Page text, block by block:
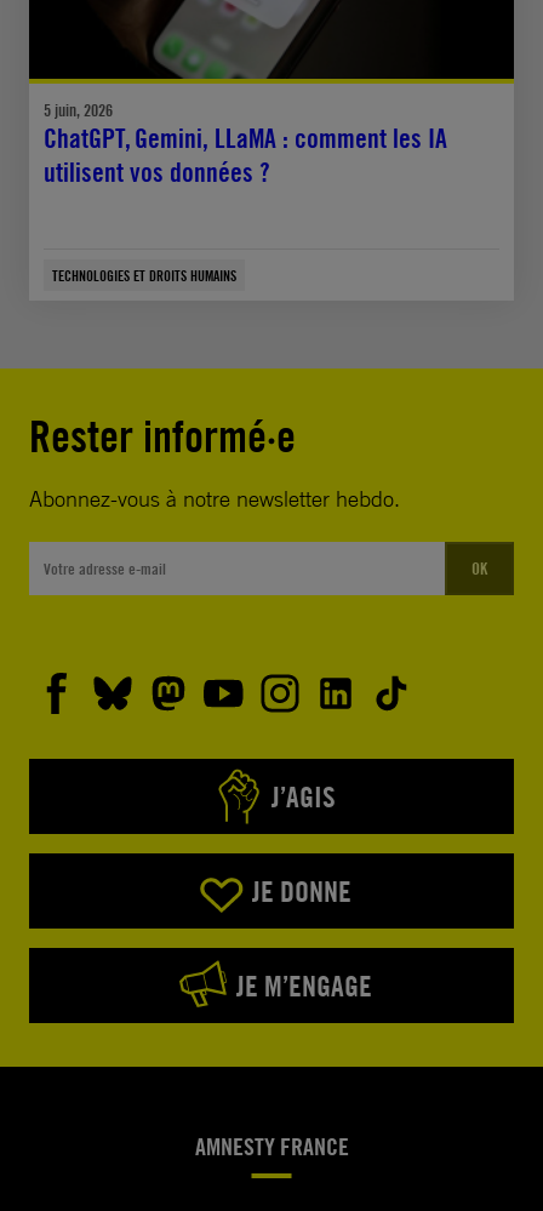
5 juin, 2026
ChatGPT, Gemini, LLaMA : comment les IA
utilisent vos données ?
TECHNOLOGIES ET DROITS HUMAINS
Rester informé·e
Abonnez-vous à notre newsletter hebdo.
OK
J’AGIS
JE DONNE
JE M’ENGAGE
AMNESTY FRANCE